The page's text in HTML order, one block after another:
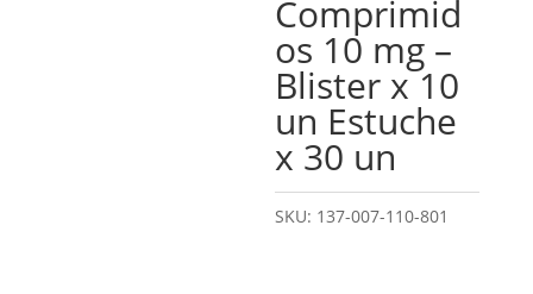
Comprimid
os 10 mg –
Blister x 10
un Estuche
x 30 un
SKU: 137-007-110-801